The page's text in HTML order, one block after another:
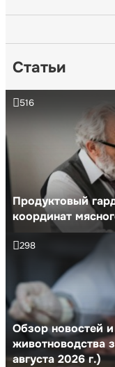
Статьи
Продуктовый
координат
516
Обзор новостей
животноводства
августа 2026 г.)
298